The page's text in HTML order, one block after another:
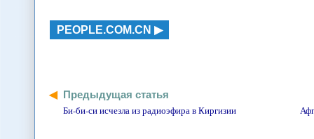
PEOPLE.COM.CN
Предыдущая статья
Би-би-си исчезла из радиоэфира в Киргизии